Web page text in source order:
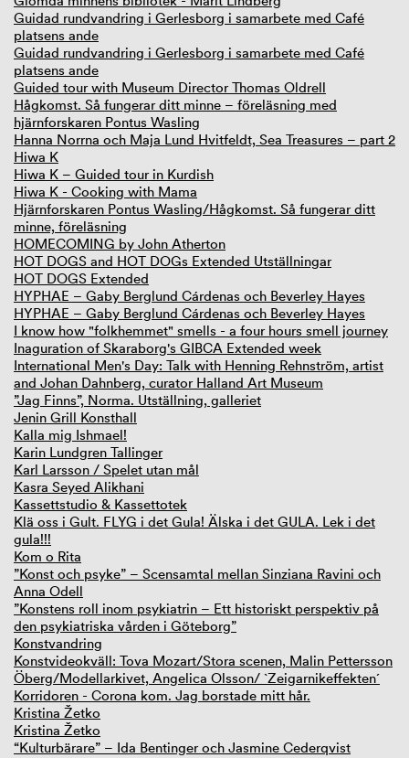
Guidad rundvandring i Gerlesborg i samarbete med Café
platsens ande
Guidad rundvandring i Gerlesborg i samarbete med Café
platsens ande
Guided tour with Museum Director Thomas Oldrell
Hågkomst. Så fungerar ditt minne – föreläsning med
hjärnforskaren Pontus Wasling
Hanna Norrna och Maja Lund Hvitfeldt, Sea Treasures – part 2
Hiwa K
Hiwa K – Guided tour in Kurdish
Hiwa K - Cooking with Mama
Hjärnforskaren Pontus Wasling/Hågkomst. Så fungerar ditt
minne, föreläsning
HOMECOMING by John Atherton
HOT DOGS and HOT DOGs Extended Utställningar
HOT DOGS Extended
HYPHAE – Gaby Berglund Cárdenas och Beverley Hayes
HYPHAE – Gaby Berglund Cárdenas och Beverley Hayes
I know how "folkhemmet" smells - a four hours smell journey
Inaguration of Skaraborg's GIBCA Extended week
International Men's Day: Talk with Henning Rehnström, artist
and Johan Dahnberg, curator Halland Art Museum
”Jag Finns”, Norma. Utställning, galleriet
Jenin Grill Konsthall
Kalla mig Ishmael!
Karin Lundgren Tallinger
Karl Larsson / Spelet utan mål
Kasra Seyed Alikhani
Kassettstudio & Kassettotek
Klä oss i Gult. FLYG i det Gula! Älska i det GULA. Lek i det
gula!!!
Kom o Rita
”Konst och psyke” – Scensamtal mellan Sinziana Ravini och
Anna Odell
”Konstens roll inom psykiatrin – Ett historiskt perspektiv på
den psykiatriska vården i Göteborg”
Konstvandring
Konstvideokväll: Tova Mozart/Stora scenen, Malin Pettersson
Öberg/Modellarkivet, Angelica Olsson/ `Zeigarnikeffekten´
Korridoren - Corona kom. Jag borstade mitt hår.
Kristina Žetko
Kristina Žetko
“Kulturbärare” – Ida Bentinger och Jasmine Cederqvist